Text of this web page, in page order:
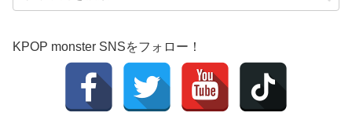
KPOP monster SNSをフォロー！